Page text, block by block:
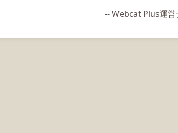
-- Webcat Plus運